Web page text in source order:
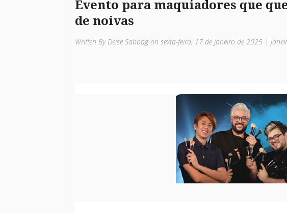
Evento para maquiadores que
de noivas
Written By Deise Sabbag on sexta-feira, 17 de janeiro de 2025 |